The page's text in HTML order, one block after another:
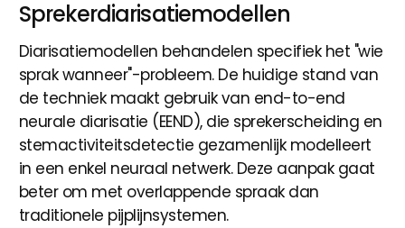
Sprekerdiarisatiemodellen
Diarisatiemodellen behandelen specifiek het "wie
sprak wanneer"-probleem. De huidige stand van
de techniek maakt gebruik van end-to-end
neurale diarisatie (EEND), die sprekerscheiding en
stemactiviteitsdetectie gezamenlijk modelleert
in een enkel neuraal netwerk. Deze aanpak gaat
beter om met overlappende spraak dan
traditionele pijplijnsystemen.